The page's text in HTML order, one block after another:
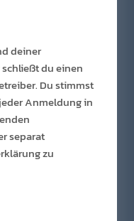
deiner
du einen
Du stimmst
Anmeldung in
separat
zu